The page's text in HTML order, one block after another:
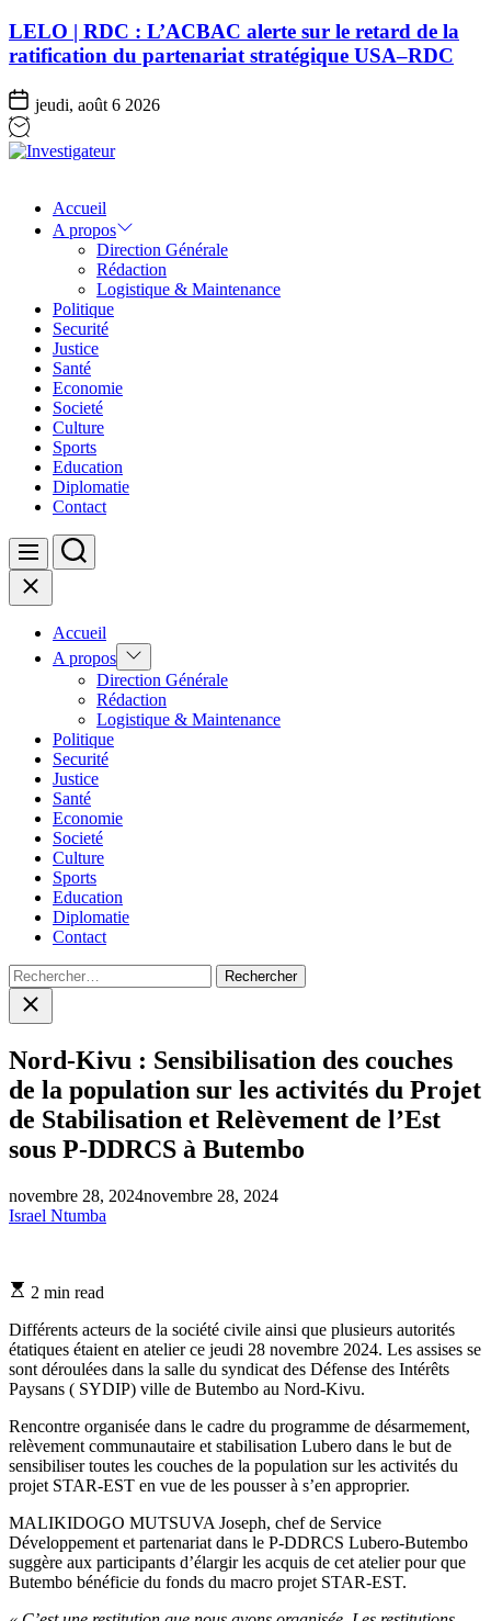
LELO | RDC : L’ACBAC alerte sur le retard de la
ratification du partenariat stratégique USA–RDC
jeudi, août 6 2026
Accueil
A propos
Direction Générale
Rédaction
Logistique & Maintenance
Politique
Securité
Justice
Santé
Economie
Societé
Culture
Sports
Education
Diplomatie
Contact
Menu Search
Close
Accueil
A propos Show
sub
menu
Direction Générale
Rédaction
Logistique & Maintenance
Politique
Securité
Justice
Santé
Economie
Societé
Culture
Sports
Education
Diplomatie
Contact
Rechercher :
Close
search
Nord-Kivu : Sensibilisation des couches
de la population sur les activités du Projet
de Stabilisation et Relèvement de l’Est
sous P-DDRCS à Butembo
novembre 28, 2024novembre 28, 2024
Israel Ntumba
Estimated
time
2 min read
Différents acteurs de la société civile ainsi que plusieurs autorités
étatiques étaient en atelier ce jeudi 28 novembre 2024. Les assises se
sont déroulées dans la salle du syndicat des Défense des Intérêts
Paysans ( SYDIP) ville de Butembo au Nord-Kivu.
Rencontre organisée dans le cadre du programme de désarmement,
relèvement communautaire et stabilisation Lubero dans le but de
sensibiliser toutes les couches de la population sur les activités du
projet STAR-EST en vue de les pousser à s’en approprier.
MALIKIDOGO MUTSUVA Joseph, chef de Service
Développement et partenariat dans le P-DDRCS Lubero-Butembo
suggère aux participants d’élargir les acquis de cet atelier pour que
Butembo bénéficie du fonds du macro projet STAR-EST.